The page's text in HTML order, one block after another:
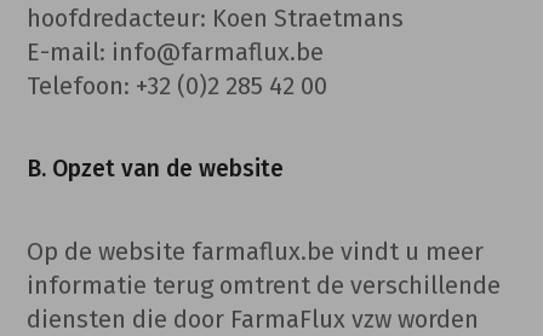
hoofdredacteur: Koen Straetmans
E-mail: info@farmaflux.be
Telefoon: +32 (0)2 285 42 00
B. Opzet van de website
Op de website farmaflux.be vindt u meer
informatie terug omtrent de verschillende
diensten die door FarmaFlux vzw worden